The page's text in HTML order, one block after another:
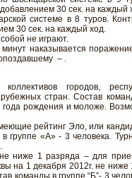
30 сек. на каждый
системе в 8 туров.
30 сек. на каждый ход.
не играют.
наказывается
– .
городов,
стран. Состав
года рождения и моложе.
рейтинг Эло, или
группе «А» - 3 человека.
ниже 1 разряда – для
на 1 декабря 2012г. не ниже
команды в группе “Б”- 3